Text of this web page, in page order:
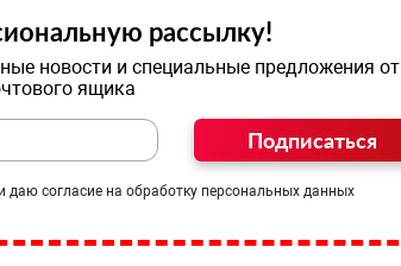
рассылку!
новости и специальные предложения от
ящика
Подписаться
и даю согласие на обработку персональных данных